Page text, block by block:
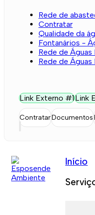
Rede de
Contratar
Qualidade da
Fontanários -
Rede de Águas
Rede de Águas
Link Externo #1Link
ContratarDocumentos
Início